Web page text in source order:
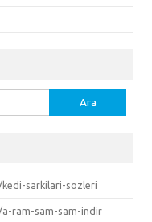
sarkilari-sozleri
ram-sam-sam-indir